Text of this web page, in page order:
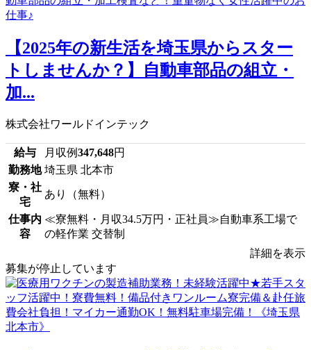
【2025年の新生活を埼玉県からスター
トしませんか？】自動車部品の組立・
加...
株式会社ワールドインテック
給与 月収例347,648円
勤務地 埼玉県 北本市
寮・社
宅
あり（無料）
仕事内
容
≪寮無料・月収34.5万円・正社員≫自動車系工場で
の軽作業 交替制
詳細を表示
募集が停止しています